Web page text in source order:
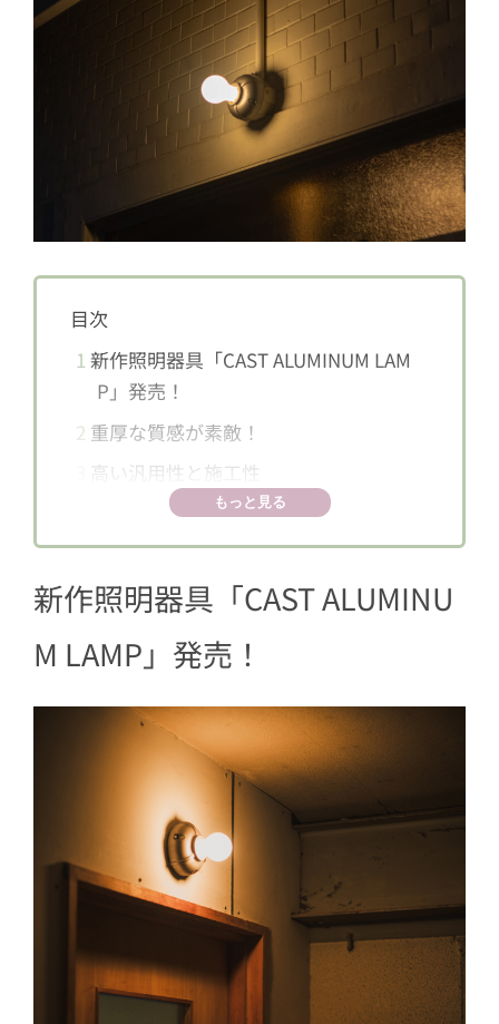
目次
1 新作照明器具「CAST ALUMINUM LAM
P」発売！
2 重厚な質感が素敵！
高い汎用性と施工性
もっと見る
新作照明器具「CAST ALUMINU
M LAMP」発売！